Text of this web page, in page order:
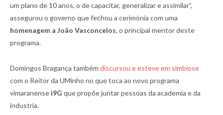
um plano de 10 anos, o de capacitar, generalizar e assimilar”,
assegurou o governo que fechou a cerimónia com uma
homenagem a João Vasconcelos, o principal mentor deste
programa.
Domingos Bragança também discursou e esteve em simbiose
com o Reitor da UMinho no que toca ao novo programa
vimaranense i9G que propõe juntar pessoas da academia e da
industria.